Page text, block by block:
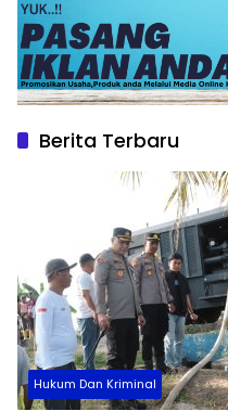
Berita Terbaru
Hukum Dan Kriminal